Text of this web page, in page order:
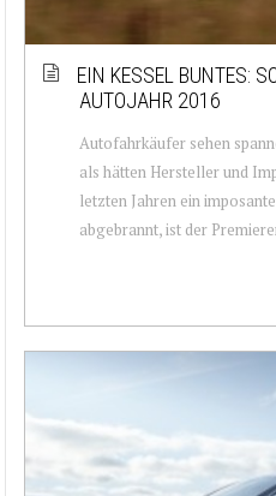
EIN KESSEL BUNTES:
AUTOJAHR 2016
Autofahrkäufer sehen
als hätten Hersteller und
letzten Jahren ein
abgebrannt, ist der